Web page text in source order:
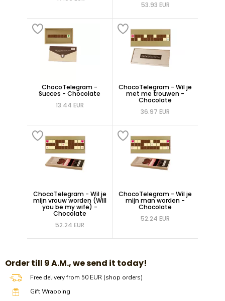
53.93 EUR
ChocoTelegram -
Succes - Chocolate
13.44 EUR
ChocoTelegram - Wil je
met me trouwen -
Chocolate
36.97 EUR
ChocoTelegram - Wil je
mijn vrouw worden (Will
you be my wife) -
Chocolate
52.24 EUR
ChocoTelegram - Wil je
mijn man worden -
Chocolate
52.24 EUR
​​Order till 9 A.M., we send it today!
Free delivery from 50 EUR (shop orders)
Gift Wrapping